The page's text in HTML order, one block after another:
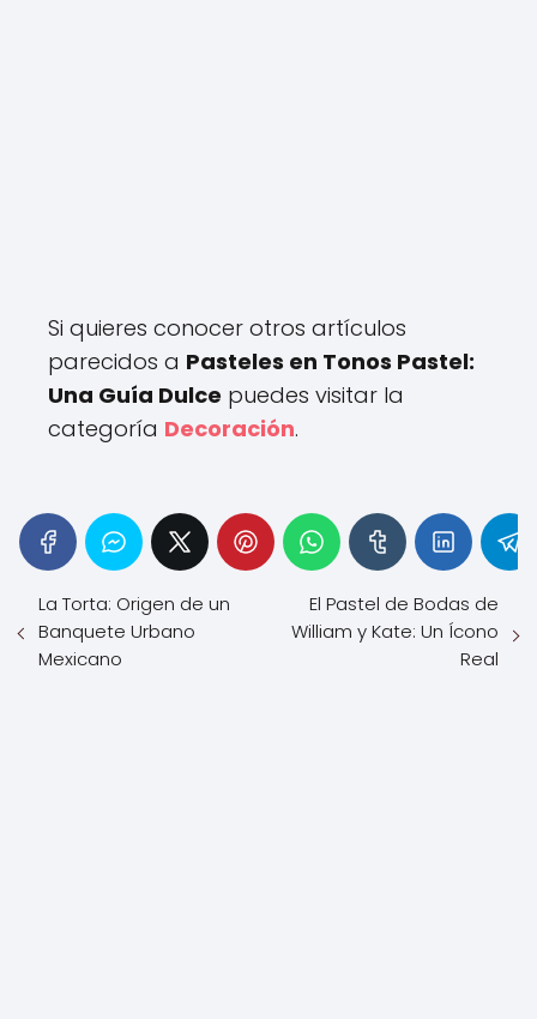
Si quieres conocer otros artículos
parecidos a Pasteles en Tonos Pastel:
Una Guía Dulce puedes visitar la
categoría Decoración.
La Torta: Origen de un
Banquete Urbano
Mexicano
El Pastel de Bodas de
William y Kate: Un Ícono
Real